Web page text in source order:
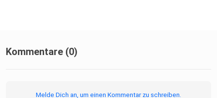
Kommentare (0)
Melde Dich an, um einen Kommentar zu schreiben.